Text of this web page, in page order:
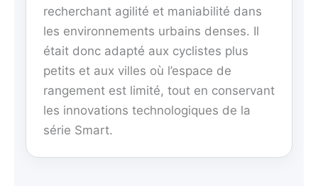
recherchant agilité et maniabilité dans
les environnements urbains denses. Il
était donc adapté aux cyclistes plus
petits et aux villes où l’espace de
rangement est limité, tout en conservant
les innovations technologiques de la
série Smart.